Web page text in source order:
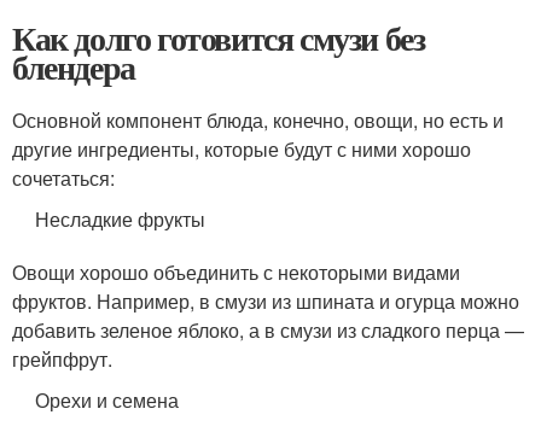
Как долго готовится смузи без
блендера
Основной компонент блюда, конечно, овощи, но есть и
другие ингредиенты, которые будут с ними хорошо
сочетаться:
Несладкие фрукты
Овощи хорошо объединить с некоторыми видами
фруктов. Например, в смузи из шпината и огурца можно
добавить зеленое яблоко, а в смузи из сладкого перца —
грейпфрут.
Орехи и семена